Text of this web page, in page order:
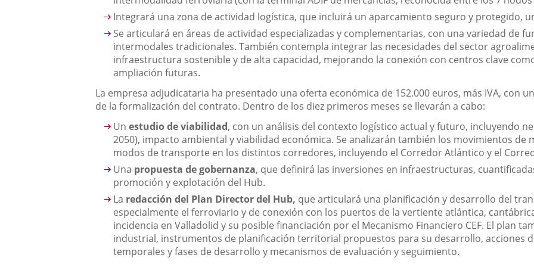
Integrará una zona de actividad logística, que incluirá un aparcamiento seguro y protegido,
Se articulará en áreas de actividad especializadas y complementarias, con una variedad de
intermodales tradicionales. También contempla integrar las necesidades del sector
infraestructura sostenible y de alta capacidad, mejorando la conexión con centros clave como
ampliación futuras.
La empresa adjudicataria ha presentado una oferta económica de 152.000 euros, más IVA, con
de la formalización del contrato. Dentro de los diez primeros meses se llevarán a cabo:
Unestudio de viabilidad, con un análisis del contexto logístico actual y futuro, incluyendo
2050), impacto ambiental y viabilidad económica. Se analizarán también los movimientos
modos de transporte en los distintos corredores, incluyendo el Corredor Atlántico y el
Una propuesta de gobernanza, que definirá las inversiones en infraestructuras,
promoción y explotación del Hub.
La redacción del Plan Director del Hub, que articulará una planificación y desarrollo del
especialmente el ferroviario y de conexión con los puertos de la vertiente atlántica,
incidencia en Valladolid y su posible financiación por el Mecanismo Financiero CEF. El plan
industrial, instrumentos de planificación territorial propuestos para su desarrollo, acciones
temporales y fases de desarrollo y mecanismos de evaluación y seguimiento.